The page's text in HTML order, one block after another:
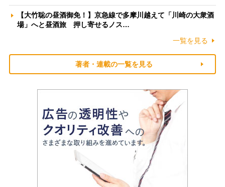
【大竹聡の昼酒御免！】京急線で多摩川越えて「川崎の大衆酒
場」へと昼酒旅 押し寄せるノス…
一覧を見る
著者・連載の一覧を見る